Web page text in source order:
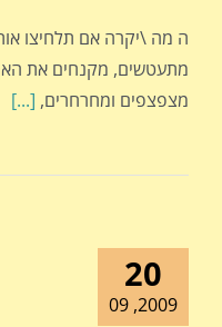
ה מה \יקרה אם תלחיצו
מתעטשים, מקנחים את
מצפצפים ומחרחרים, [...]
20
2009, 09